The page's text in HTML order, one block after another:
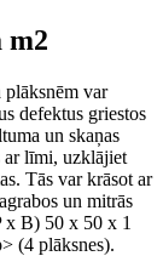
m2
var
defektus griestos
un skaņas
ar līmi, uzklājiet
Tās var krāsot ar
un mitrās
x B) 50 x 50 x 1
(4 plāksnes).